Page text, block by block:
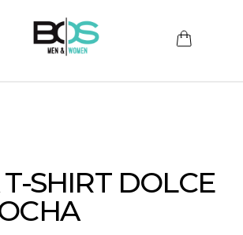
SHIRT DOLCE